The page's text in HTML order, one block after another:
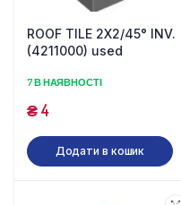
ROOF TILE 2X2/45° INV.
(4211000) used
7 В НАЯВНОСТІ
₴4
Додати в кошик